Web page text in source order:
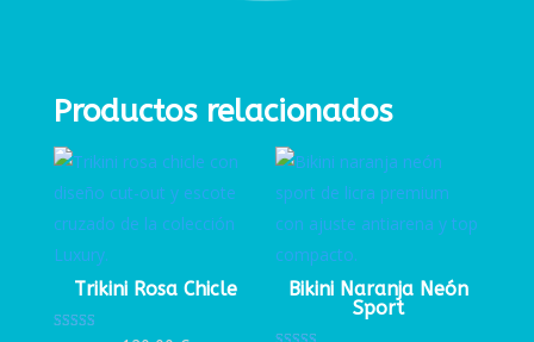
Productos relacionados
Trikini Rosa Chicle
Bikini Naranja Neón
Sport